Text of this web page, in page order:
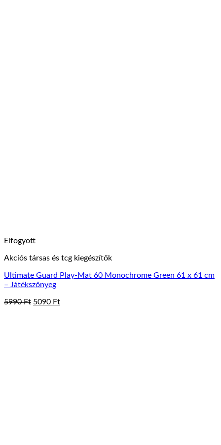
Elfogyott
Akciós társas és tcg kiegészítők
Ultimate Guard Play-Mat 60 Monochrome Green 61 x 61 cm
– Játékszőnyeg
5990Ft Original
5090 FtCurrent